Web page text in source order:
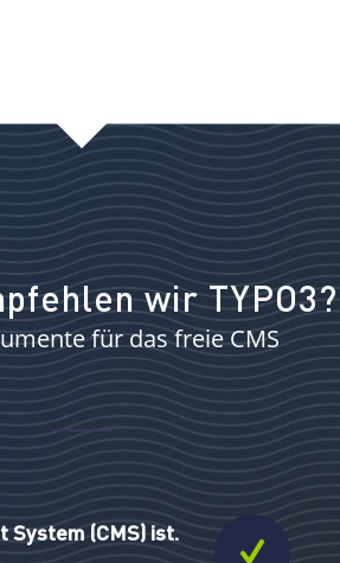
wir TYPO3?
für das freie CMS
System (CMS) ist.